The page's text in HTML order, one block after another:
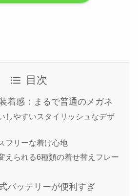
目次
着感：まるで普通のメガネ
しやすいスタイリッシュなデザ
フリーな着け心地
えられる6種類の着せ替えフレー
バッテリーが便利すぎ